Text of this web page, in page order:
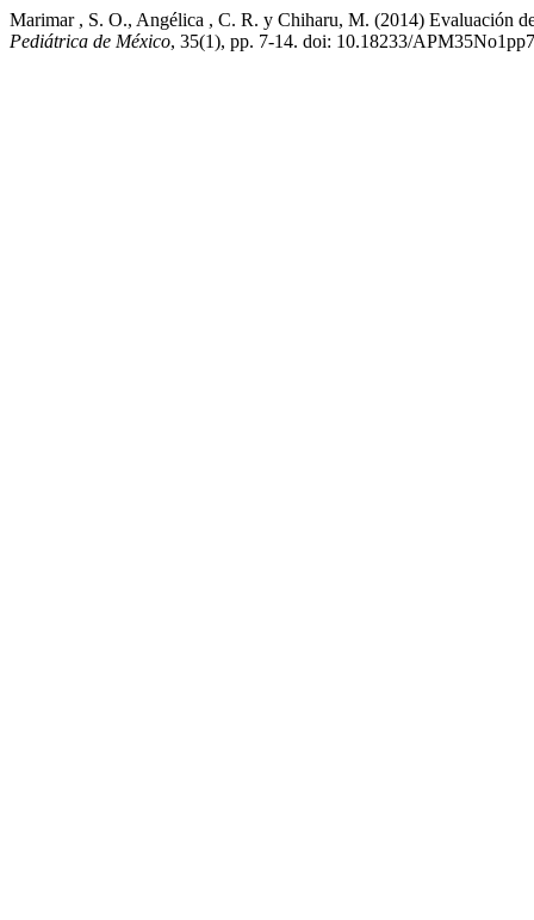
Marimar , S. O., Angélica , C. R. y Chiharu, M. (2014) Evaluación
Pediátrica de México, 35(1), pp. 7-14. doi: 10.18233/